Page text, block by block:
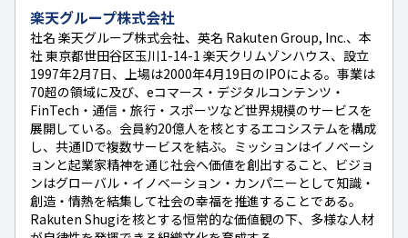
楽天グループ株式会社
社名 楽天グループ株式会社、英名 Rakuten Group, Inc.、本
社 東京都世田谷区玉川1-14-1 楽天クリムゾンハウス、設立
1997年2月7日、上場は2000年4月19日のIPOによる。事業は
70超の領域に及び、eコマース・デジタルコンテンツ・
FinTech・通信・旅行・スポーツなど世界規模のサービスを
展開している。会員約20億人を核とするエコシステムを構成
し、共通IDで複数サービスを結ぶ。ミッションはイノベーシ
ョンと起業家精神を通じ社会へ価値を創出すること、ビジョ
ンはグローバル・イノベーション・カンパニーとして知識・
創造・情熱を結集して社会の幸福を推進することである。
Rakuten Shugiを核とする恒常的な価値観の下、多様な人材